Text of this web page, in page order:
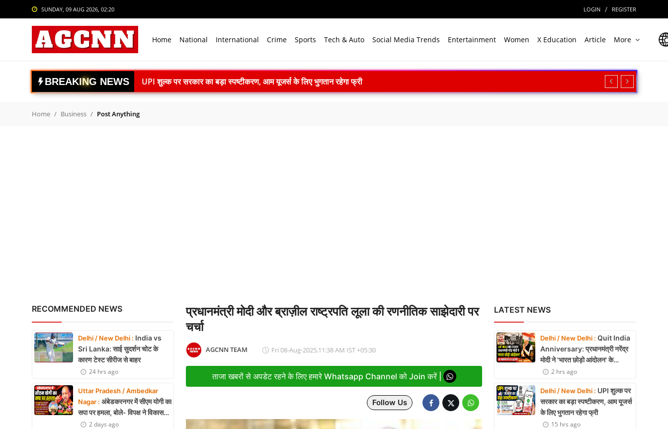
SUNDAY, 09 AUG 2026, 02:20 LOGIN / REGISTER
Home National International Crime Sports Tech & Auto Social Media Trends Entertainment Women X Education Article More
Login Register
National
International
Business
Relationship
Education
Defence & Security
Environment
BREAKING NEWS
UPI शुल्क पर सरकार का बड़ा स्पष्टीकरण, आम यूजर्स के लिए भुगतान रहेगा फ्री
IIT Delhi दीक्षांत समारोह: PM मोदी ने AI और नवाचार पर दिया जोर
Home Business Post Anything
RECOMMENDED NEWS
Delhi / New Delhi : India vs
Sri Lanka: साई सुदर्शन चोट के
कारण टेस्ट सीरीज से बाहर
24 hrs ago
Uttar Pradesh / Ambedkar
Nagar : अंबेडकरनगर में सीएम योगी का
सपा पर हमला, बोले- विपक्ष ने विकास
और अनुपूरक बजट पर रोकी चर्चा
2 days ago
प्रधानमंत्री मोदी और ब्राज़ील राष्ट्रपति लूला की रणनीतिक साझेदारी पर
चर्चा
AGCNN TEAM Fri 08-Aug-2025,11:38 AM IST +05:30
ताजा खबरों से अपडेट रहने के लिए हमारे Whatsapp Channel को Join करें |
Follow Us
LATEST NEWS
Delhi / New Delhi : Quit India
Anniversary: प्रधानमंत्री नरेंद्र
मोदी ने 'भारत छोड़ो आंदोलन' के
सेनानियों को दी श्रद्धांजलि
2 hrs ago
Delhi / New Delhi : UPI शुल्क पर
सरकार का बड़ा स्पष्टीकरण, आम यूजर्स
के लिए भुगतान रहेगा फ्री
15 hrs ago